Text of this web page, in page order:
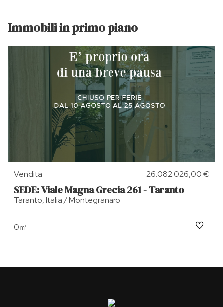
Immobili in primo piano
Vendita 26.082.026,00 €
SEDE: Viale Magna Grecia 261 - Taranto
Taranto, Italia / Montegranaro
0㎡